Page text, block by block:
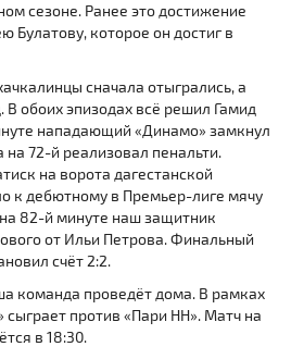
сезоне. Ранее это достижение
Булатову, которое он достиг в
сначала отыгрались, а
обоих эпизодах всё решил Гамид
нападающий «Динамо» замкнул
на 72-й реализовал пенальти.
на ворота дагестанской
к дебютному в Премьер-лиге мячу
82-й минуте наш защитник
от Ильи Петрова. Финальный
счёт 2:2.
команда проведёт дома. В рамках
сыграет против «Пари НН». Матч на
в 18:30.